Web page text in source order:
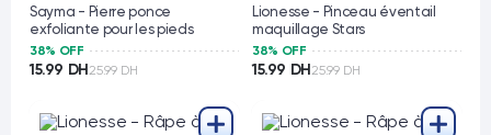
Sayma - Pierre ponce
exfoliante pour les pieds
38% OFF
15.99 DH 25.99 DH
Lionesse - Pinceau éventail
maquillage Stars
38% OFF
15.99 DH 25.99 DH